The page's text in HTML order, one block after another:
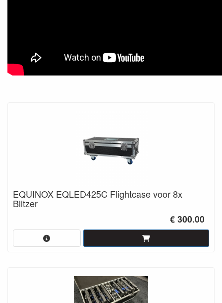
EQUINOX EQLED425C Flightcase voor 8x
Blitzer
€ 300.00